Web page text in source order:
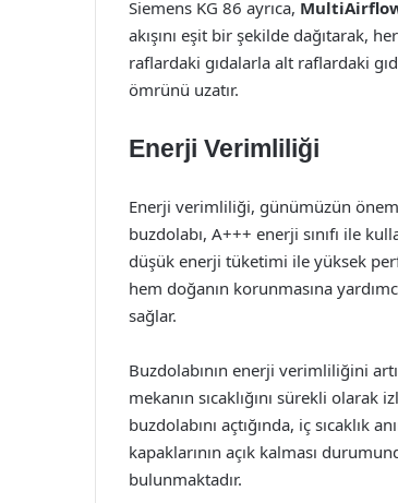
Siemens KG 86 ayrıca,
akışını eşit bir şekilde dağıtarak,
raflardaki gıdalarla alt raflardaki
ömrünü uzatır.
Enerji Verimliliği
Enerji verimliliği, günümüzün
buzdolabı, A+++ enerji sınıfı ile
düşük enerji tüketimi ile yüksek
hem doğanın korunmasına
sağlar.
Buzdolabının enerji verimliliğini
mekanın sıcaklığını sürekli
buzdolabını açtığında, iç sıcaklık
kapaklarının açık kalması
bulunmaktadır.